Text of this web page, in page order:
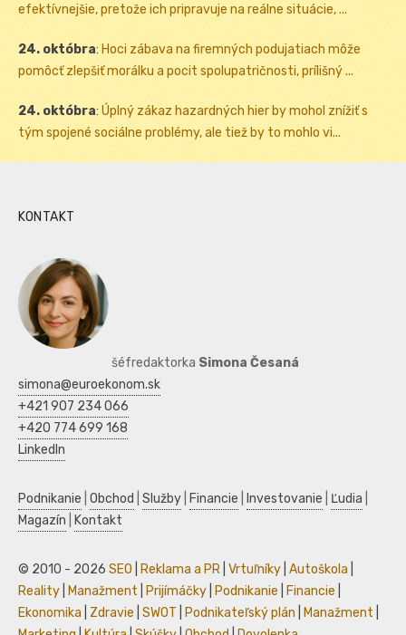
efektívnejšie, pretože ich pripravuje na reálne situácie, ...
24. októbra: Hoci zábava na firemných podujatiach môže
pomôcť zlepšiť morálku a pocit spolupatričnosti, prílišný ...
24. októbra: Úplný zákaz hazardných hier by mohol znížiť s
tým spojené sociálne problémy, ale tiež by to mohlo vi...
KONTAKT
šéfredaktorka Simona Česaná
simona@euroekonom.sk
+421 907 234 066
+420 774 699 168
LinkedIn
Podnikanie Obchod Služby Financie Investovanie Ľudia
Magazín
Kontakt
© 2010 - 2026 SEO Reklama a PR Vrtuľníky Autoškola
Reality
Manažment Prijímáčky Podnikanie Financie
Ekonomika
Zdravie SWOT Podnikateľský plán Manažment